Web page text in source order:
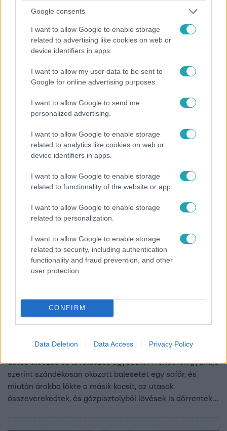
Google consents
I want to allow Google to enable storage
related to advertising like cookies on web or
device identifiers in apps.
I want to allow my user data to be sent to
Google for online advertising purposes.
I want to allow Google to send me
personalized advertising.
I want to allow Google to enable storage
related to analytics like cookies on web or
device identifiers in apps.
I want to allow Google to enable storage
related to functionality of the website or app.
I want to allow Google to enable storage
related to personalization.
I want to allow Google to enable storage
related to security, including authentication
functionality and fraud prevention, and other
user protection.
CONFIRM
Data Deletion Data Access Privacy Policy
2024. március 25. 6:18
Autós hajsza a Bocskai úton: hat rendőrautó
A rendőrök a járműből kiszedtek egy férfit, akit a földre
fektettek.
2024. február 27. 18:09
Hatvani lövöldözés: két helyi család vitája fajult
Bűnügyi felügyeletbe került egy férfi a vasárnapi hatvani
autós üldözés és lövöldözés ügyében. A rendőrök gyanúja
szerint szándékosan okozott balesetet egy sofőr, és
miután árokba lökte a másik kocsit, az utasok
összeverekedtek, és gázpisztolyból lövések is dörrentek.